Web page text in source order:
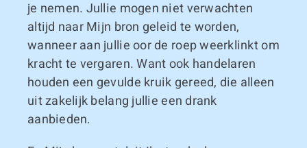
je nemen. Jullie mogen niet verwachten
altijd naar Mijn bron geleid te worden,
wanneer aan jullie oor de roep weerklinkt om
kracht te vergaren. Want ook handelaren
houden een gevulde kruik gereed, die alleen
uit zakelijk belang jullie een drank
aanbieden.